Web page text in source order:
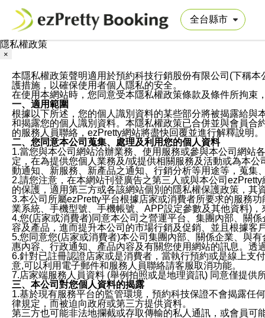
隱私權政策
×
本隱私權政策聲明適用於預約科技行銷股份有限公司(下稱
護措施，以確保使用者個人隱私的安全。
在使用本網站時，您同意受本隱私權政策條款及條件所拘束
一、適用範圍
根據以下所述，您的個人識別資料的某些部分將被揭露給與
和揭露您的個人識別資料。本隱私權政策已合併並與會員合
的服務人員聯絡，ezPretty網站將盡快回覆並進行解釋說明。
二、您同意本公司蒐集、處理及利用您的個人資料
1.當您與本公司網站洽辦業務、使用服務或參與本公司網站
定，在為提供您個人業務及/或提供相關服務及活動或為本
動通知、新服務、新產品之通知、行銷分析等用途等，蒐集
2.請您注意，在本網站刊登廣告之第三人或與本公司
的保護，適用第三方或各該網站個別的隱私權保護政策，其
3.本公司所屬ezPretty平台根據店家或消費者所要求的服務
業系統、手機型號、手機帳號、APP設定參數及其他資料)
4.您(店家或消費者)同意本公司之營運平台、集團內部、關
容及產品，進而提升本公司的市場行銷及促銷、並且根據客
5.您同意您(店家或消費者)本公司集團內部、關係企業、與
惠內容、行政通知、產品內容及有關您使用網站的訊息。透
6.針對已註冊認證店家或是消費者，當執行預約或是線上支
意,可以利用電子郵件和服務人員聯絡請客服取消功能。
7.店家端服務人員資料 (舉例拍照或是地理資訊) 同意僅提供
三、本公司對您個人資料的揭露
1.基於現有服務平台的監管環境，預約科技保證不會揭露任
律規定，而被迫向政府或第三方提供資料。
第三方也可能非法地攔截或存取傳輸的私人通訊，或會員